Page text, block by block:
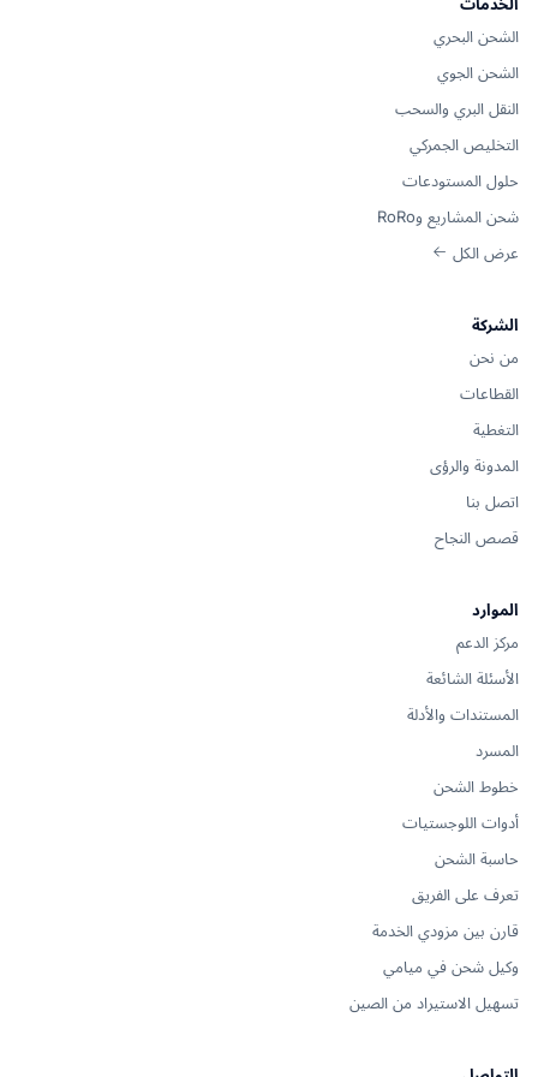
الشحن البحري
الشحن الجوي
النقل البري والسحب
التخليص الجمركي
حلول المستودعات
شحن المشاريع وRoRo
عرض الكل
الشركة
من نحن
القطاعات
التغطية
المدونة والرؤى
اتصل بنا
قصص النجاح
الموارد
مركز الدعم
الأسئلة الشائعة
المستندات والأدلة
المسرد
خطوط الشحن
أدوات اللوجستيات
حاسبة الشحن
تعرف على الفريق
قارن بين مزودي الخدمة
وكيل شحن في ميامي
تسهيل الاستيراد من الصين